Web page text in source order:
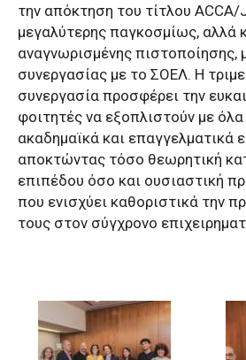
την απόκτηση του τίτλου ACCA/
μεγαλύτερης παγκοσμίως, αλλά
αναγνωρισμένης πιστοποίησης,
συνεργασίας με το ΣΟΕΛ. Η
συνεργασία προσφέρει την
φοιτητές να εξοπλιστούν με
ακαδημαϊκά και επαγγελματικά
αποκτώντας τόσο θεωρητική
επιπέδου όσο και ουσιαστική
που ενισχύει καθοριστικά την
τους στον σύγχρονο